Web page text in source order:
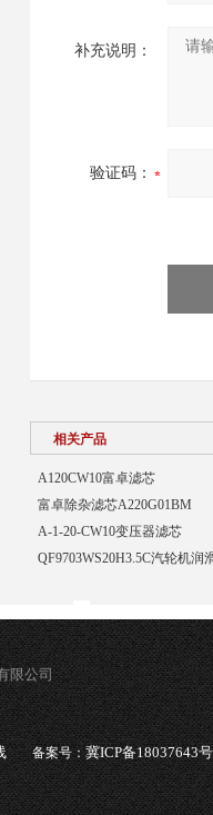
补充说明：
验证码：
相关产品
A120CW10富卓滤芯
富卓除杂滤芯A220G01BM
A-1-20-CW10变压器滤芯
QF9703WS20H3.5C汽轮机润
限公司
备案号：冀ICP备18037643